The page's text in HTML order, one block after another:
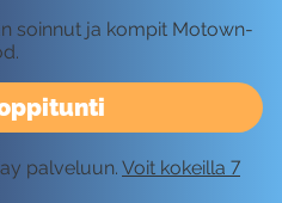
soinnut ja kompit Motown-
palveluun. Voit kokeilla 7